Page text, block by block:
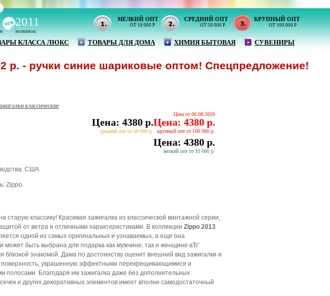
2011
новинок
МЕЛКИЙ ОПТ
ОТ 10 000 Р
СРЕДНИЙ ОПТ
ОТ 50 000 Р
КРУПНЫЙ ОПТ
ОТ 100 000 Р
КЛАССА ЛЮКС ТОВАРЫ ДЛЯ ДОМА ХИМИЯ БЫТОВАЯ СУВЕНИРЫ
ручки синие шариковые оптом! Спецпредложение!
классические
Цена от 06.08.2026
Цена: 4380 р.
крупный опт от 100 000 р.
Цена: 4380 р.
средний опт от 50 000 р.
Цена: 4380 р.
мелкий опт от 10 000 р.
США.
Zippo.
старую классику! Красивая зажигалка из классической винтажной серии,
от ветра и отличными характеристиками. В коллекции Zippo 2013
одной из самых оригинальных и узнаваемых, а еще она
может быть выбрана для подарка как мужчине, так и женщине вЂ“
близкой знакомой. Дама по достоинству оценит внешний вид зажигалки и
украшенную эффектными перекрещивающимися и
полосами. Благодаря им зажигалка даже без дополнительных
и других декоративных элементов имеет вполне самодостаточный